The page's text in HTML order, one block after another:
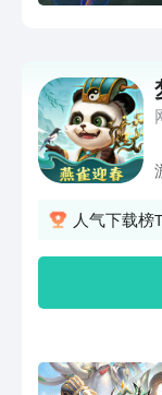
人气下载榜